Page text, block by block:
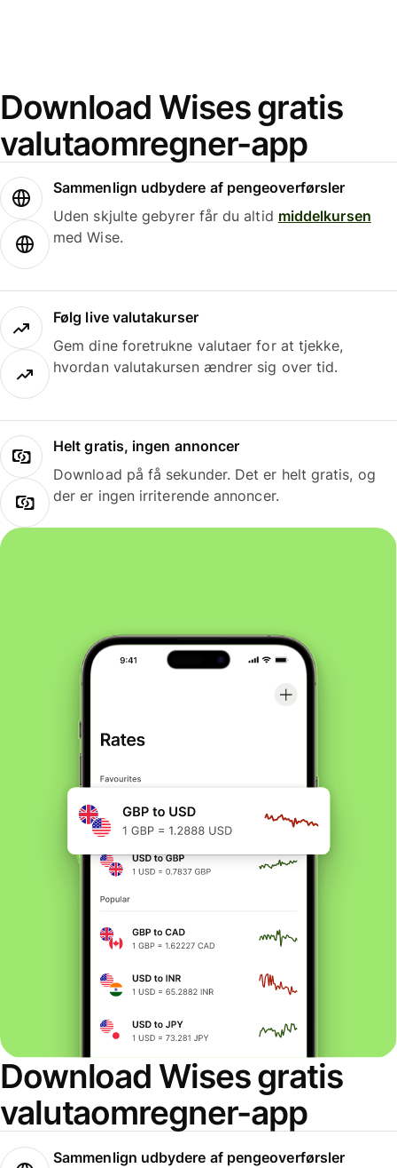
Download Wises gratis
valutaomregner-app
Sammenlign udbydere af pengeoverførsler
Uden skjulte gebyrer får du altid middelkursen
med Wise.
Følg live valutakurser
Gem dine foretrukne valutaer for at tjekke,
hvordan valutakursen ændrer sig over tid.
Helt gratis, ingen annoncer
Download på få sekunder. Det er helt gratis, og
der er ingen irriterende annoncer.
Download Wises gratis
valutaomregner-app
Sammenlign udbydere af pengeoverførsler